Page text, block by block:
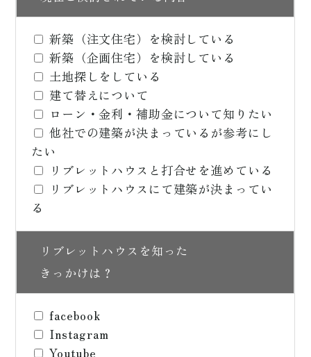
新築（注文住宅）を検討している
新築（企画住宅）を検討している
土地探しをしている
建て替えについて
ローン・金利・補助金について知りたい
他社での建築が決まっているが参考にし
たい
リブレットハウスと打合せを進めている
リブレットハウスにて建築が決まってい
る
リブレットハウスを知った
きっかけは？
facebook
Instagram
Youtube